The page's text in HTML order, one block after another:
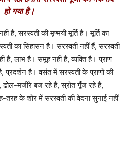
हो गया है।
हैं, सरस्वती की मृण्मयी मूर्ति है। मूर्ति का
का सिंहासन है। सरस्वती नहीं हैं, सरस्वती
है, लाभ है। समूह नहीं है, व्यक्ति है। प्राण
प्रदर्शन है। वसंत में सरस्वती के प्राणों की
मजीरे बज रहे हैं, स्रोत गूँज रहे हैं,
तरह के शोर में सरस्वती की वेदना सुनाई नहीं